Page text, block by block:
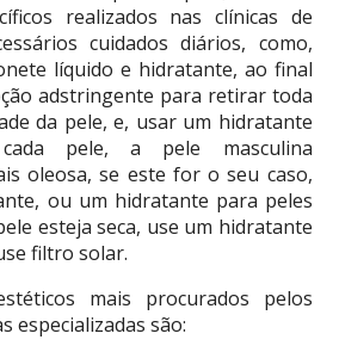
realizados nas clínicas de
cuidados diários, como,
líquido e hidratante, ao final
adstringente para retirar toda
da pele, e, usar um hidratante
pele, a pele masculina
oleosa, se este for o seu caso,
ou um hidratante para peles
esteja seca, use um hidratante
filtro solar.
mais procurados pelos
especializadas são: